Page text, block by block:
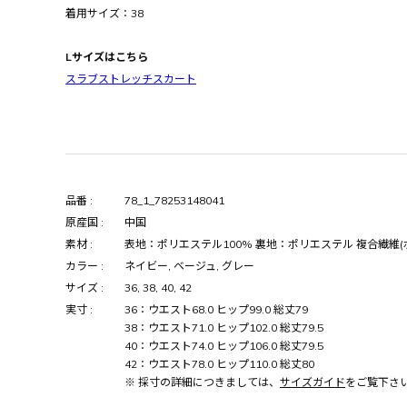
着用サイズ：38
Lサイズはこちら
スラブストレッチスカート
品番 :
78_1_78253148041
原産国 :
中国
素材 :
表地：ポリエステル100% 裏地：ポリエステル 複合繊維(
カラー :
ネイビー, ベージュ, グレー
サイズ :
36, 38, 40, 42
実寸 :
36：ウエスト68.0 ヒップ99.0 総丈79
38：ウエスト71.0 ヒップ102.0 総丈79.5
40：ウエスト74.0 ヒップ106.0 総丈79.5
42：ウエスト78.0 ヒップ110.0 総丈80
※ 採寸の詳細につきましては、 サイズガイドをご覧下さい